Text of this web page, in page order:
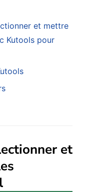
et mettre
Kutools pour
et